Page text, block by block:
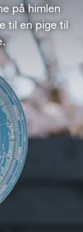
på himlen
til en pige til